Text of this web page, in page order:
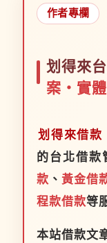
作者專欄
划得來
案・實
划得來借款
的台北借款
款 、 黃金借
程款借款等
本站借款文